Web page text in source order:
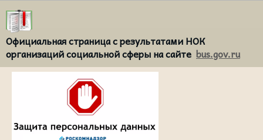
Официальная страница с результатами НОК
организаций социальной сферы на сайте bus.gov.ru